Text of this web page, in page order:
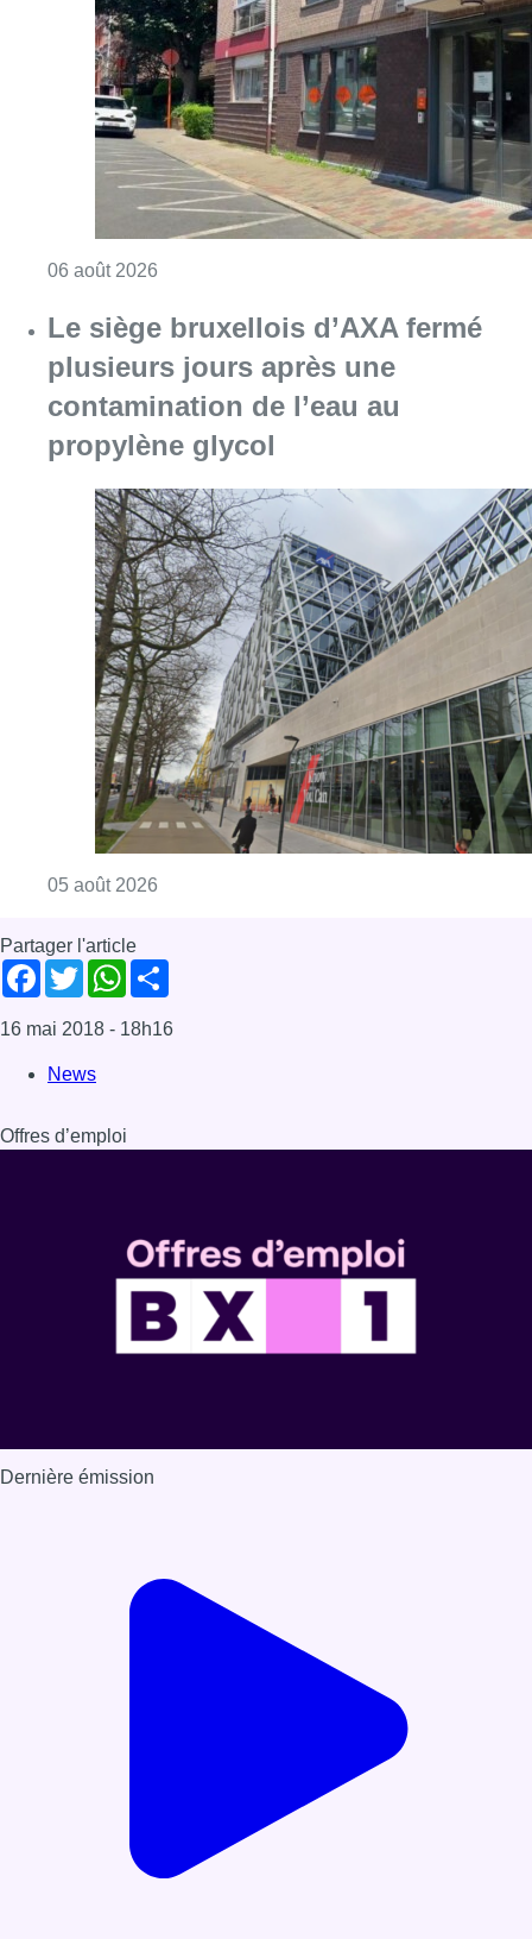
Le siège bruxellois d’AXA fermé
plusieurs jours après une
contamination de l’eau au
propylène glycol
05 août 2026Consulter l'article "Le siège bruxellois
Partager l'article
Facebook
TwitterWhatsApp
Share
16 mai 2018- 18h16
News
Offres d’emploi